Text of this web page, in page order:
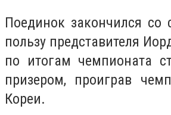
Поединок закончился со
пользу представителя
по итогам чемпионата
призером, проиграв
Кореи.